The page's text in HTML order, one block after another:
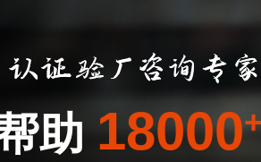
助 18000